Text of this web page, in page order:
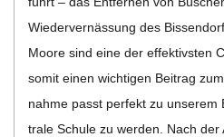
H
M
Wie­der­vernäs­sung des
Moore sind eine der effek­tivs­ten
somit einen wich­ti­gen Bei­trag
nahme passt per­fekt zu
trale Schule zu wer­den. Nach